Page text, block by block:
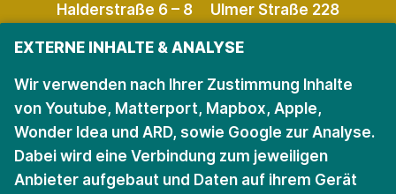
EXTERNE INHALTE & ANALYSE
Wir verwenden nach Ihrer Zustimmung Inhalte
von Youtube, Matterport, Mapbox, Apple,
Wonder Idea und ARD, sowie Google zur Analyse.
Dabei wird eine Verbindung zum jeweiligen
Anbieter aufgebaut und Daten auf ihrem Gerät
Halderstraße 6 – 8
Ulmer Straße 228
Bleiben Sie auf dem